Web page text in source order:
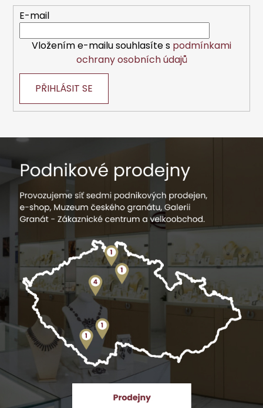
E-mail
Vložením e-mailu souhlasíte s podmínkami
ochrany osobních údajů
PŘIHLÁSIT SE